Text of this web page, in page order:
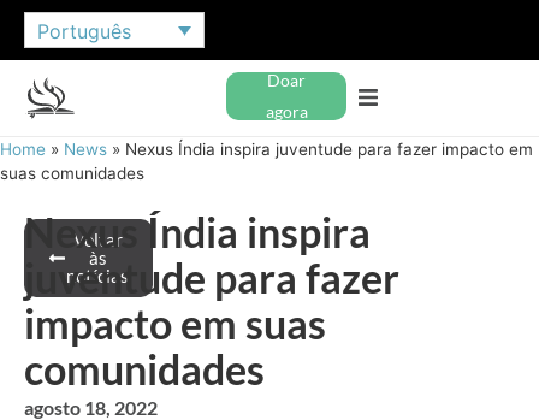
Português
Doar
agora
Home » News » Nexus Índia inspira juventude para fazer impacto em
suas comunidades
Voltar
às
notícias
Nexus Índia inspira
juventude para fazer
impacto em suas
comunidades
agosto 18, 2022